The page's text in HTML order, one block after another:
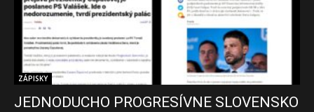
ZÁPISKY
JEDNODUCHO PROGRESÍVNE SLOVENSKO